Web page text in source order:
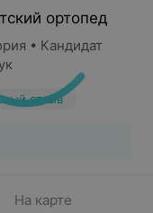
ортопед
• Кандидат
отзыв
На карте